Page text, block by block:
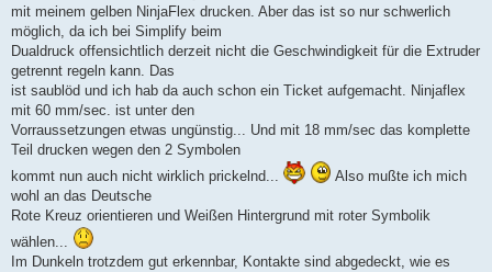
mit meinem gelben NinjaFlex drucken. Aber das ist so nur schwerlich
möglich, da ich bei Simplify beim
Dualdruck offensichtlich derzeit nicht die Geschwindigkeit für die Extruder
getrennt regeln kann. Das
ist saublöd und ich hab da auch schon ein Ticket aufgemacht. Ninjaflex
mit 60 mm/sec. ist unter den
Vorraussetzungen etwas ungünstig... Und mit 18 mm/sec das komplette
Teil drucken wegen den 2 Symbolen
kommt nun auch nicht wirklich prickelnd...
Also mußte ich mich
wohl an das Deutsche
Rote Kreuz orientieren und Weißen Hintergrund mit roter Symbolik
wählen...
Im Dunkeln trotzdem gut erkennbar, Kontakte sind abgedeckt, wie es